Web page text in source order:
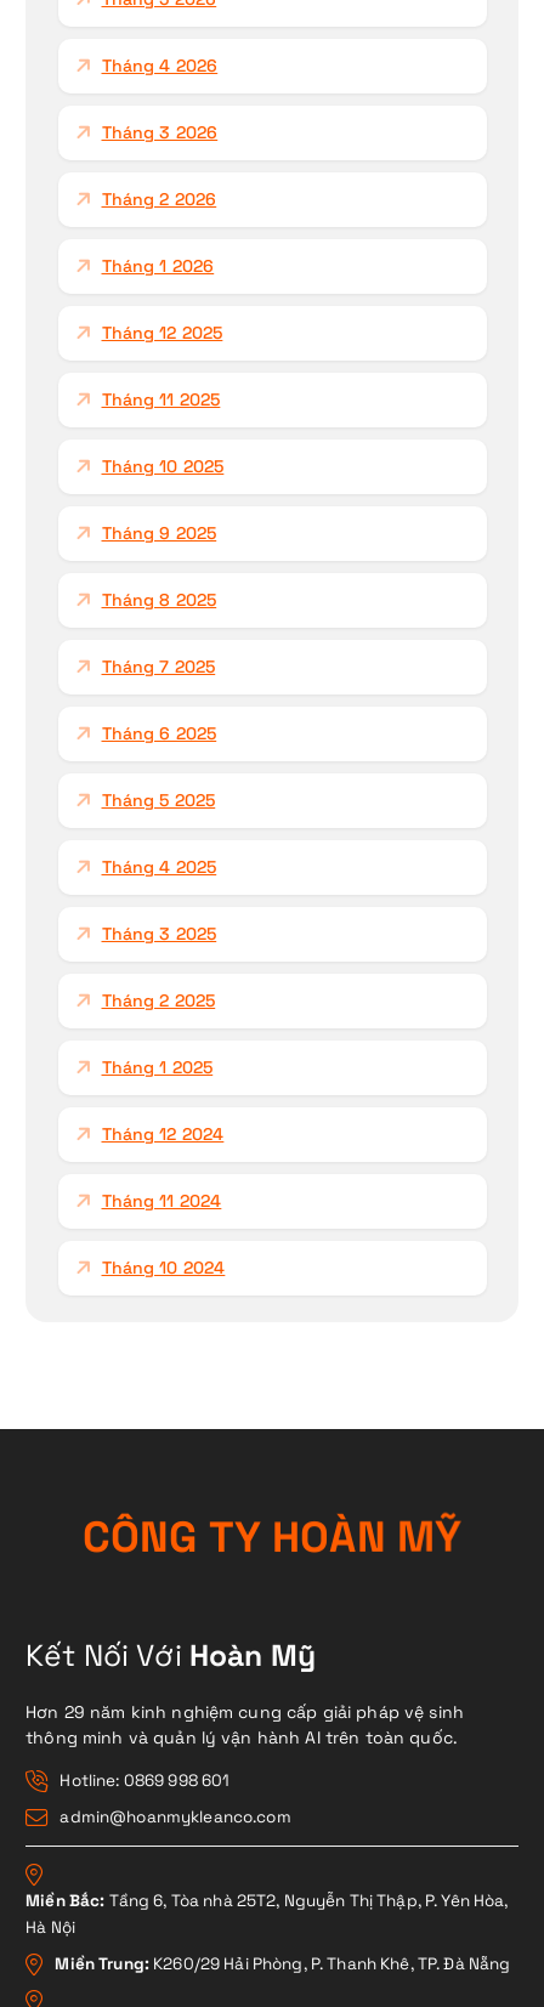
Tháng 4 2026
Tháng 3 2026
Tháng 2 2026
Tháng 1 2026
Tháng 12 2025
Tháng 11 2025
Tháng 10 2025
Tháng 9 2025
Tháng 8 2025
Tháng 7 2025
Tháng 6 2025
Tháng 5 2025
Tháng 4 2025
Tháng 3 2025
Tháng 2 2025
Tháng 1 2025
Tháng 12 2024
Tháng 11 2024
Tháng 10 2024
CÔNG TY HOÀN MỸ
Kết Nối Với Hoàn Mỹ
Hơn 29 năm kinh nghiệm cung cấp giải pháp vệ sinh
thông minh và quản lý vận hành AI trên toàn quốc.
Hotline: 0869 998 601
admin@hoanmykleanco.com
Miền Bắc: Tầng 6, Tòa nhà 25T2, Nguyễn Thị Thập, P. Yên Hòa,
Hà Nội
Miền Trung: K260/29 Hải Phòng, P. Thanh Khê, TP. Đà Nẵng